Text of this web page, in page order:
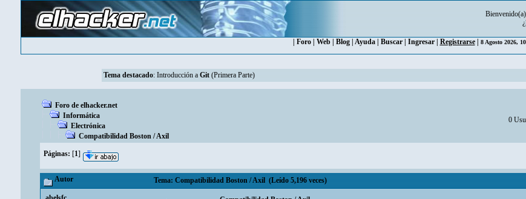
Foro| Web| Blog| Ayuda| Buscar| Ingresar| Registrarse| 8 Agosto 2026,
Tema destacado: Introducción a Git (Primera Parte)
Foro de elhacker.net
Informática
Electrónica
Compatibilidad Boston / Axil
0
Páginas: [1]
Autor Tema: Compatibilidad Boston / Axil (Leído 5,196 veces)